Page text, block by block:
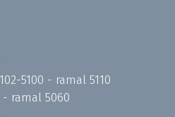
5100 - ramal 5110
- ramal 5060